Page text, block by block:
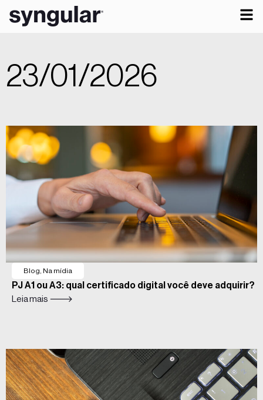
23/01/2026
Blog Na mídia
PJ A1 ou A3: qual certificado digital você deve adquirir?
Leia mais 🡒